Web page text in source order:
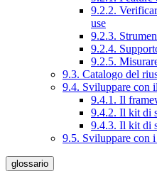
9.2.2.
use
9.2.3.
9.2.4.
9.2.5.
9.3. Catalogo del
9.4. Sviluppare con
9.4.1. Il
9.4.2. Il kit di
9.4.3. Il kit di
9.5. Sviluppare con
glossario